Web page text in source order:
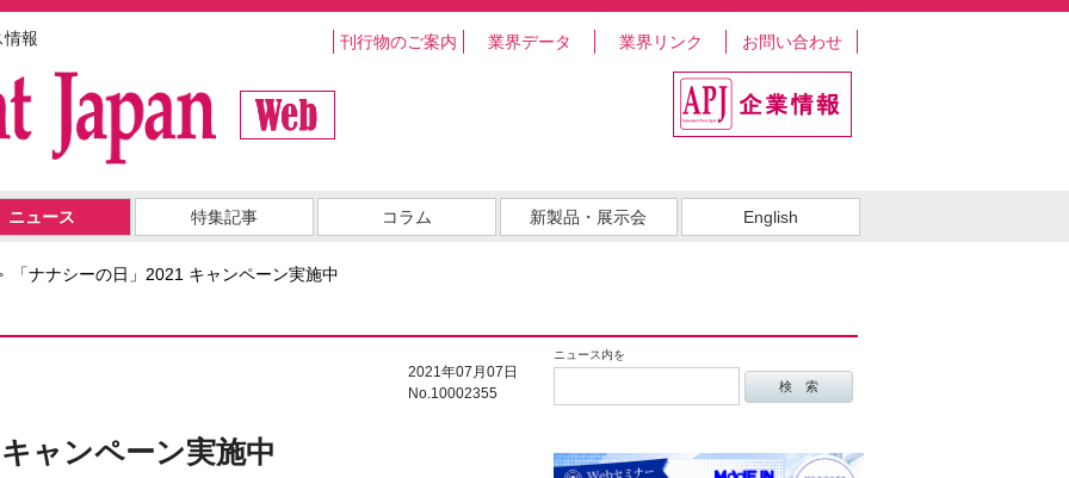
情報 刊行物のご案内 業界データ 業界リンク お問い合わせ
ニュース 特集記事 コラム 新製品・展示会 English
「ナナシーの日」2021 キャンペーン実施中
ニュース内を
2021年07月07日
No.10002355
ャンペーン実施中